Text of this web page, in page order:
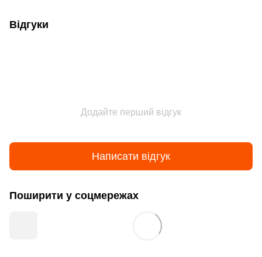
Відгуки
Додайте перший відгук
Написати відгук
Поширити у соцмережах